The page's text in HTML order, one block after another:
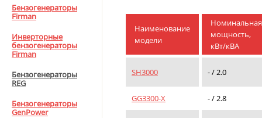
Бензогенераторы
Firman
Инверторные
бензогенераторы
Firman
Бензогенераторы
REG
Бензогенераторы
GenPower
Наименование
модели
Номинальная
мощность,
кВт/кВА
SH3000 - / 2.0
GG3300-Х - / 2.8